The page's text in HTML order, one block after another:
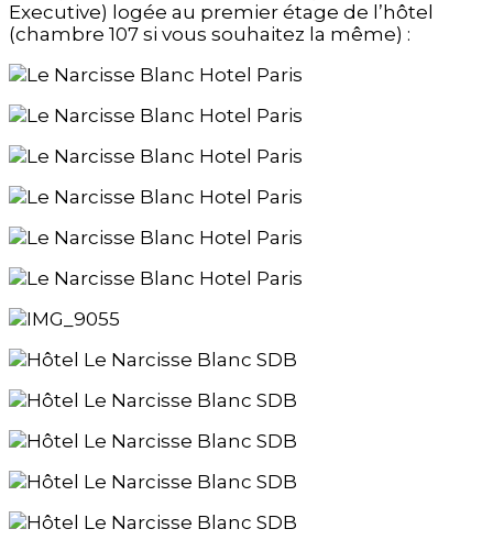
Executive) logée au premier étage de l’hôtel
(chambre 107 si vous souhaitez la même) :